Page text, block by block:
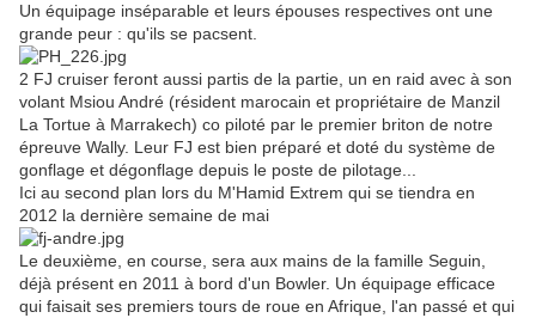
Un équipage inséparable et leurs épouses respectives ont une
grande peur : qu'ils se pacsent.
2 FJ cruiser feront aussi partis de la partie, un en raid avec à son
volant Msiou André (résident marocain et propriétaire de Manzil
La Tortue à Marrakech) co piloté par le premier briton de notre
épreuve Wally. Leur FJ est bien préparé et doté du système de
gonflage et dégonflage depuis le poste de pilotage...
Ici au second plan lors du M'Hamid Extrem qui se tiendra en
2012 la dernière semaine de mai
Le deuxième, en course, sera aux mains de la famille Seguin,
déjà présent en 2011 à bord d'un Bowler. Un équipage efficace
qui faisait ses premiers tours de roue en Afrique, l'an passé et qui